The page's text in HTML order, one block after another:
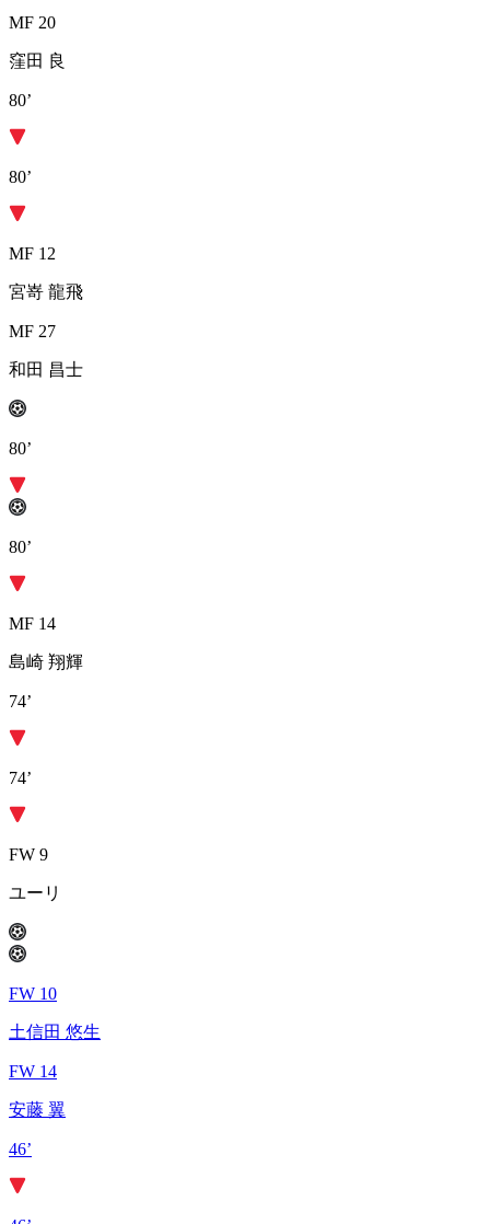
MF 20
窪田 良
80’
80’
MF 12
宮嵜 龍飛
MF 27
和田 昌士
80’
80’
MF 14
島崎 翔輝
74’
74’
FW 9
ユーリ
FW 10
土信田 悠生
FW 14
安藤 翼
46’